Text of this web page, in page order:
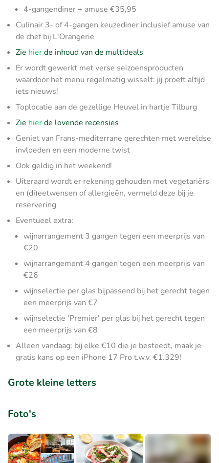
4-gangendiner + amuse €35,95
Culinair 3- of 4-gangen keuzediner inclusief amuse van
de chef bij L'Orangerie
Zie hierde inhoud van de multideals
Er wordt gewerkt met verse seizoensproducten
waardoor het menu regelmatig wisselt: jij proeft altijd
iets nieuws!
Toplocatie aan de gezellige Heuvel in hartje Tilburg
Zie hierde lovende recensies
Geniet van Frans-mediterrane gerechten met wereldse
invloeden en een moderne twist
Ook geldig in het weekend!
Uiteraard wordt er rekening gehouden met vegetariërs
en (di)eetwensen of allergieën, vermeld deze bij je
reservering
Eventueel extra:
wijnarrangement 3 gangen tegen een meerprijs van
€20
wijnarrangement 4 gangen tegen een meerprijs van
€26
wijnselectie per glas bijpassend bij het gerecht tegen
een meerprijs van €7
wijnselectie 'Premier' per glas bij het gerecht tegen
een meerprijs van €8
Alleen vandaag: bij elke €10 die je besteedt, maak je
gratis kans op een iPhone 17 Pro t.w.v. €1.329!
Grote kleine letters
Foto's